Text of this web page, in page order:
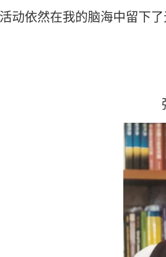
动依然在我的脑海中留下了